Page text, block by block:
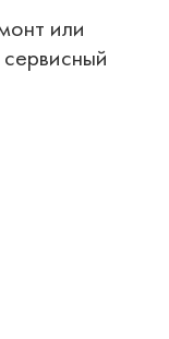
или